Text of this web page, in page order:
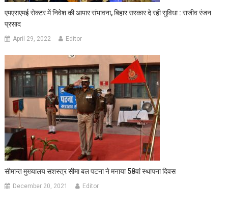
एमएसएमई सेक्‍टर में निवेश की आपार संभावना, बिहार सरकार दे रही सुविधा : राजीव रंजन
प्रसाद
April 29, 2022 Editor
सीमान्त मुख्यालय सशस्त्र सीमा बल पटना ने मनाया 58वां स्थापना दिवस
December 20, 2021 Editor